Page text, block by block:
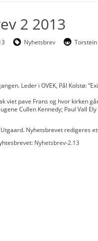
2 2013
Nyhetsbrev
Leder i OVEK, Pål Kolstø:
viet pave Frans og hvor kirken
Cullen Kennedy; Paul Vall
Nyhetsbrevet redigeres
Nyhetsbrev-2.13